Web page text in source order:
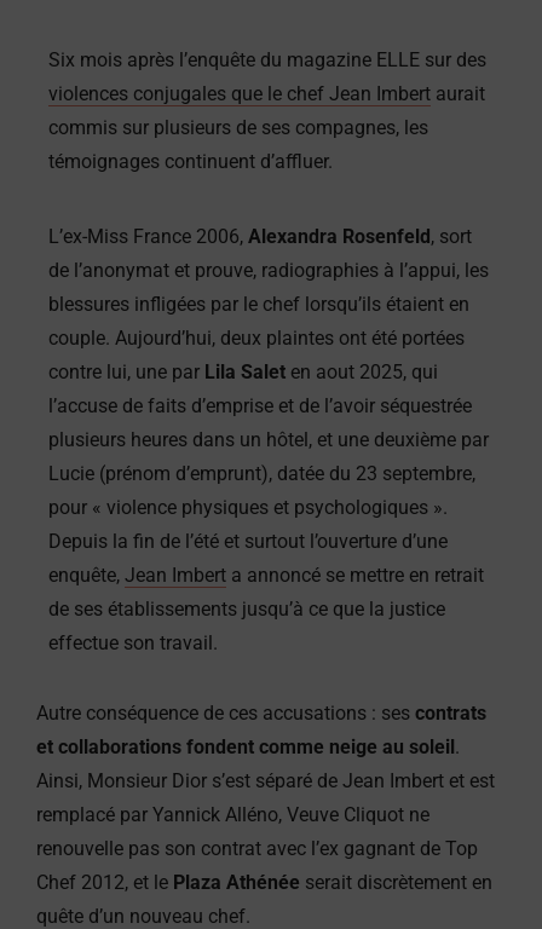
Six mois après l’enquête du magazine ELLE sur des
violences conjugales que le chef Jean Imbert aurait
commis sur plusieurs de ses compagnes, les
témoignages continuent d’affluer.
L’ex-Miss France 2006, Alexandra Rosenfeld, sort
de l’anonymat et prouve, radiographies à l’appui, les
blessures infligées par le chef lorsqu’ils étaient en
couple. Aujourd’hui, deux plaintes ont été portées
contre lui, une par Lila Salet en aout 2025, qui
l’accuse de faits d’emprise et de l’avoir séquestrée
plusieurs heures dans un hôtel, et une deuxième par
Lucie (prénom d’emprunt), datée du 23 septembre,
pour « violence physiques et psychologiques ».
Depuis la fin de l’été et surtout l’ouverture d’une
enquête, Jean Imbert a annoncé se mettre en retrait
de ses établissements jusqu’à ce que la justice
effectue son travail.
Autre conséquence de ces accusations : ses contrats
et collaborations fondent comme neige au soleil.
Ainsi, Monsieur Dior s’est séparé de Jean Imbert et est
remplacé par Yannick Alléno, Veuve Cliquot ne
renouvelle pas son contrat avec l’ex gagnant de Top
Chef 2012, et le Plaza Athénée serait discrètement en
quête d’un nouveau chef.